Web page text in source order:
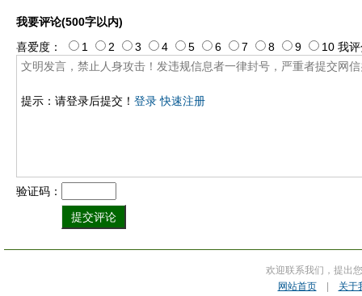
我要评论(500字以内)
提示：请登录后提交！ 登录 快速注册
喜爱度： 1 2 3 4 5 6 7 8 9 10 我评
验证码：
欢迎联系我们，提出
网站首页| 关于